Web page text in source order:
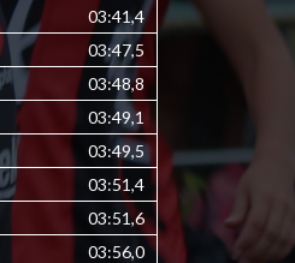
03:41,4
03:47,5
03:48,8
03:49,1
03:49,5
03:51,4
03:51,6
03:56,0